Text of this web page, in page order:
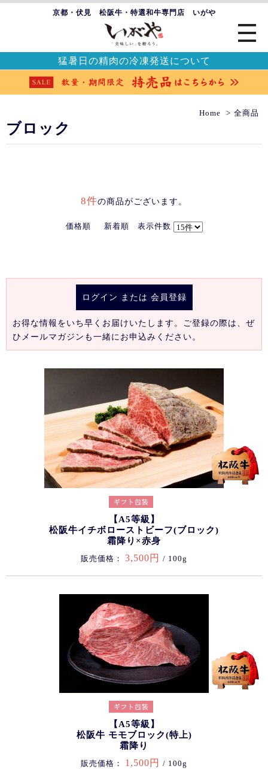
京都・伏見 松阪牛・特選和牛専門店 いがや
猛暑日の精肉の冷凍発送について
Home 全商品
ブロック
8件の商品がございます。
価格順 新着順 表示件数
ログイン または 会員登録
お得な情報をいち早くお届けいたします。ご登録の際は、ぜ
ひメールマガジンも一緒にお申込みください。
【A5等級】
松阪牛イチボローストビーフ(ブロック)
霜降り×赤身
販売価格： 3,500円 / 100g
【A5等級】
松阪牛 モモブロック(特上)
霜降り
販売価格： 1,500円 / 100g